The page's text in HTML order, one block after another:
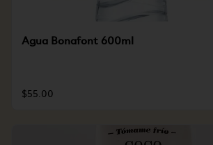
Agua Bonafont 600ml
$55.00